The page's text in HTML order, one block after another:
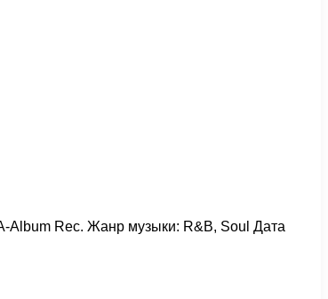
Album Rec. Жанр музыки: R&B, Soul Дата